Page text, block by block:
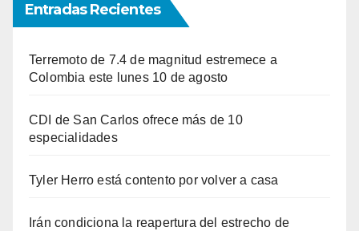
Entradas Recientes
Terremoto de 7.4 de magnitud estremece a
Colombia este lunes 10 de agosto
CDI de San Carlos ofrece más de 10
especialidades
Tyler Herro está contento por volver a casa
Irán condiciona la reapertura del estrecho de